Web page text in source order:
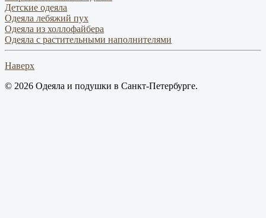
Детские одеяла
Одеяла лебяжий пух
Одеяла из холлофайбера
Одеяла с растительными наполнителями
Наверх
© 2026 Одеяла и подушки в Санкт-Петербурге.